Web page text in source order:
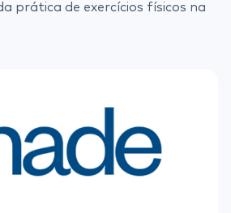
prática de exercícios físicos na